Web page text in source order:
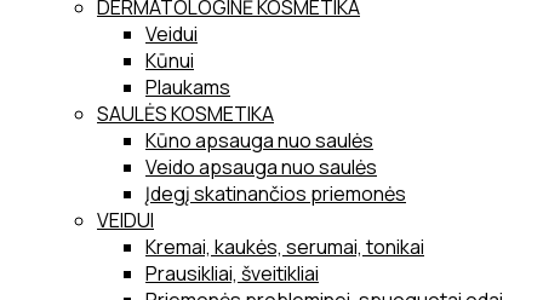
DERMATOLOGINĖ KOSMETIKA
Veidui
Kūnui
Plaukams
SAULĖS KOSMETIKA
Kūno apsauga nuo saulės
Veido apsauga nuo saulės
Įdegį skatinančios priemonės
VEIDUI
Kremai, kaukės, serumai, tonikai
Prausikliai, šveitikliai